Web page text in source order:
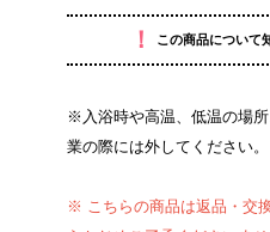
！ この商品について
※入浴時や高温、低温の場
業の際には外してください。
※ こちらの商品は返品・交